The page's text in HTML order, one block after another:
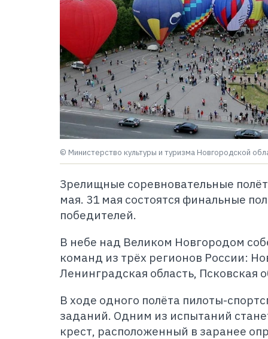
© Министерство культуры и туризма Новгородской
Зрелищные соревновательные
мая. 31 мая состоятся финальные
победителей.
В небе над Великом Новгородом
команд из трёх регионов России:
Ленинградская область, Псковская
В ходе одного полёта пилоты-
заданий. Одним из испытаний
крест, расположенный в заранее